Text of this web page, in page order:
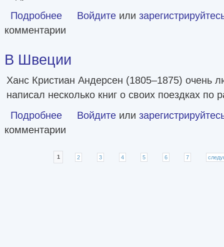
Подробнее о Камни Флоренции
Войдите или
комментарии
В Швеции
Ханс Кристиан Андерсен (1805–1875) очень
написал несколько книг о своих поездках по
Подробнее о В Швеции
Войдите или
комментарии
1 2 3 4 5 6 7